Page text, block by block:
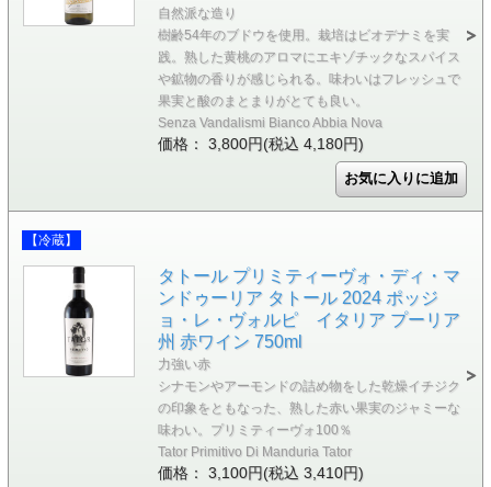
自然派な造り
樹齢54年のブドウを使用。栽培はビオデナミを実
践。熟した黄桃のアロマにエキゾチックなスパイス
や鉱物の香りが感じられる。味わいはフレッシュで
果実と酸のまとまりがとても良い。
Senza Vandalismi Bianco Abbia Nova
価格： 3,800円(税込 4,180円)
【冷蔵】
タトール プリミティーヴォ・ディ・マ
ンドゥーリア タトール 2024 ポッジ
ョ・レ・ヴォルピ イタリア プーリア
州 赤ワイン 750ml
力強い赤
シナモンやアーモンドの詰め物をした乾燥イチジク
の印象をともなった、熟した赤い果実のジャミーな
味わい。プリミティーヴォ100％
Tator Primitivo Di Manduria Tator
価格： 3,100円(税込 3,410円)